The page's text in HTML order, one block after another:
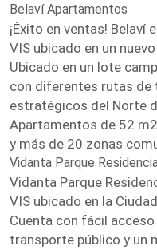
Belaví Apartamentos
¡Éxito en ventas!
VIS ubicado en un
Ubicado en un lote
con diferentes rutas de
estratégicos del Norte
Apartamentos de 52
y más de 20 zonas
Vidanta Parque
Vidanta Parque
VIS ubicado en la
Cuenta con fácil
transporte público y un